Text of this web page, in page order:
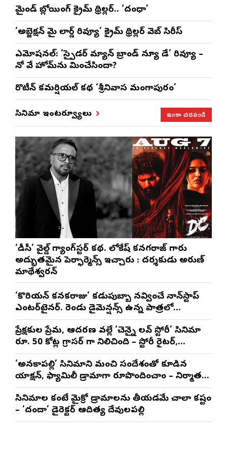
మైండ్ బ్లోయింగ్ క్రైమ్ థ్రిల్లర్.. ‘దంధా’
‘అబ్జెక్ష‌న్ మై లార్డ్ రివ్యూ’ క్రైమ్ థ్రిల్ల‌ర్ వెబ్ సిరీస్
ఎమోష‌న‌ల్‌: ‘స్పైడర్ మ్యాన్ బ్రాండ్ న్యూ డే’ రివ్యూ –
నో వే హోమ్‌ను మించేసిందా?
రొటీన్‌ కమర్షియల్‌ కథ ‘శ్రీనివాస మంగాపురం’
సినిమా ఇంటర్వ్యూలు ఇంకా చదవండి
‘డీసీ’ వైల్డ్ గ్యాంగ్‌స్టర్ కథ. లోకేష్ కనగరాజ్ గారు
అద్భుతమైన పెర్ఫార్మెన్స్ ఇచ్చారు : దర్శకుడు అరుణ్
మాథేశ్వరన్
‘కొరియన్ కనకరాజు’ కడుపుబ్బా నవ్వించే నాన్‌స్టాప్
ఎంటర్‌టైనర్. రెండు డైమెన్షన్స్ ఉన్న పాత్రలో
నటించడం చాలా సంతృప్తినిచ్చింది : వరుణ్ తేజ్
ప్రేక్షకుల ప్రేమ, ఆదరణ వల్లే ‘చెన్నై లవ్ స్టోరీ’ సినిమా
రూ. 50 కోట్ల గ్రాసర్ గా నిలిచింది – స్టోరీ రైటర్,
ప్రొడ్యూసర్ సాయి రాజేష్
‘అనకాపల్లి’ సినిమాని మంచి సందేశంతో కూడిన
యాక్షన్, ఫ్యామిలీ డ్రామాగా రూపొందించాం – నిర్మాతలు
త్రినాథరావు నక్కిన, కాండ్రేగుల నాయుడు
సినిమాల కంటే మైక్రో డ్రామాలను తీయడమే చాలా కష్టం
– ‘దందా’ డైరెక్ట‌ర్ ఆదిత్య దేవులపల్లి